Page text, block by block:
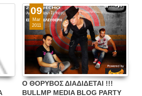
Session@BullMp Media Blog)
Ο ΘΟΡΥΒΟΣ ΔΙΑΔΙΔΕΤΑΙ !!!
BULLMP MEDIA BLOG PARTY
09
Mar
2011